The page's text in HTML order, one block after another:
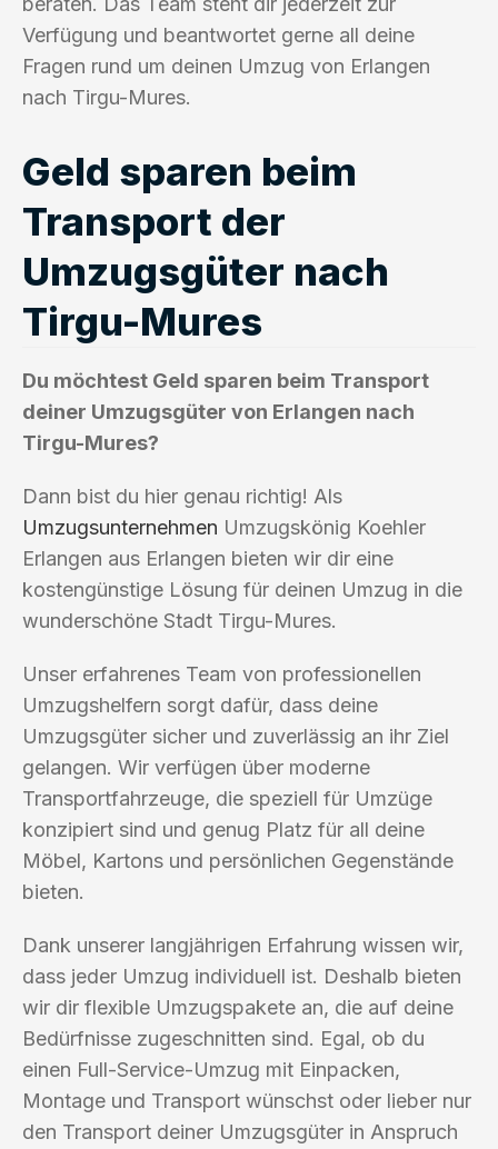
Verfügung und beantwortet gerne all deine
Fragen rund um deinen Umzug von Erlangen
nach Tirgu-Mures.
Geld sparen beim
Transport der
Umzugsgüter nach
Tirgu-Mures
Du möchtest Geld sparen beim Transport
deiner Umzugsgüter von Erlangen nach
Tirgu-Mures?
Dann bist du hier genau richtig! Als
Umzugsunternehmen Umzugskönig Koehler
Erlangen aus Erlangen bieten wir dir eine
kostengünstige Lösung für deinen Umzug in die
wunderschöne Stadt Tirgu-Mures.
Unser erfahrenes Team von professionellen
Umzugshelfern sorgt dafür, dass deine
Umzugsgüter sicher und zuverlässig an ihr Ziel
gelangen. Wir verfügen über moderne
Transportfahrzeuge, die speziell für Umzüge
konzipiert sind und genug Platz für all deine
Möbel, Kartons und persönlichen Gegenstände
bieten.
Dank unserer langjährigen Erfahrung wissen wir,
dass jeder Umzug individuell ist. Deshalb bieten
wir dir flexible Umzugspakete an, die auf deine
Bedürfnisse zugeschnitten sind. Egal, ob du
einen Full-Service-Umzug mit Einpacken,
Montage und Transport wünschst oder lieber nur
den Transport deiner Umzugsgüter in Anspruch